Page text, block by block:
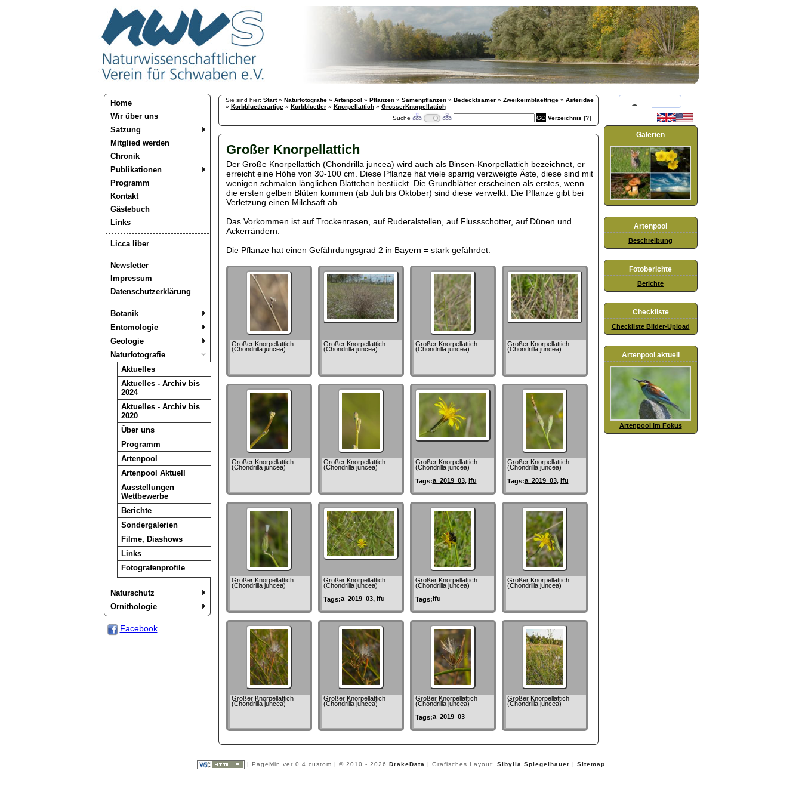
Home
Wir über uns
Satzung
Mitglied werden
Chronik
Publikationen
Programm
Kontakt
Gästebuch
Links
Licca liber
Newsletter
Impressum
Datenschutzerklärung
Botanik
Entomologie
Geologie
Naturfotografie
Aktuelles
Aktuelles - Archiv bis
2024
Aktuelles - Archiv bis
2020
Über uns
Programm
Artenpool
Artenpool Aktuell
Ausstellungen
Wettbewerbe
Berichte
Sondergalerien
Filme, Diashows
Links
Fotografenprofile
Naturschutz
Ornithologie
Facebook
Sie sind hier: Start» Naturfotografie» Artenpool » Pflanzen» Samenpflanzen» Bedecktsamer» Zweikeimblaettrige» Asteridae
» Korbbluetlerartige» Korbbluetler» Knorpellattich» GrosserKnorpellattich
Suche
Verzeichnis [?]
Großer Knorpellattich
Der Große Knorpellattich (Chondrilla juncea) wird auch als Binsen-Knorpellattich bezeichnet, er
erreicht eine Höhe von 30-100 cm. Diese Pflanze hat viele sparrig verzweigte Äste, diese sind mit
wenigen schmalen länglichen Blättchen bestückt. Die Grundblätter erscheinen als erstes, wenn
die ersten gelben Blüten kommen (ab Juli bis Oktober) sind diese verwelkt. Die Pflanze gibt bei
Verletzung einen Milchsaft ab.
Das Vorkommen ist auf Trockenrasen, auf Ruderalstellen, auf Flussschotter, auf Dünen und
Ackerrändern.
Die Pflanze hat einen Gefährdungsgrad 2 in Bayern = stark gefährdet.
Großer Knorpellattich
(Chondrilla juncea)
Großer Knorpellattich
(Chondrilla juncea)
Großer Knorpellattich
(Chondrilla juncea)
Großer Knorpellattich
(Chondrilla juncea)
Großer Knorpellattich
(Chondrilla juncea)
Großer Knorpellattich
(Chondrilla juncea)
Großer Knorpellattich
(Chondrilla juncea)
Tags:a_2019_03, lfu
Großer Knorpellattich
(Chondrilla juncea)
Tags:a_2019_03, lfu
Großer Knorpellattich
(Chondrilla juncea)
Großer Knorpellattich
(Chondrilla juncea)
Tags:a_2019_03, lfu
Großer Knorpellattich
(Chondrilla juncea)
Tags:lfu
Großer Knorpellattich
(Chondrilla juncea)
Großer Knorpellattich
(Chondrilla juncea)
Großer Knorpellattich
(Chondrilla juncea)
Großer Knorpellattich
(Chondrilla juncea)
Tags:a_2019_03
Großer Knorpellattich
(Chondrilla juncea)
Galerien
Artenpool
Beschreibung
Fotoberichte
Berichte
Checkliste
Checkliste Bilder-Upload
Artenpool aktuell
Artenpool im Fokus
| PageMin ver 0.4 custom | © 2010 - 2026 DrakeData | Grafisches Layout: Sibylla Spiegelhauer | Sitemap